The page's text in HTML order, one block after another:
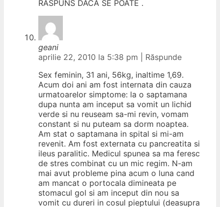
RASPUNS DACA SE POATE .
geani
aprilie 22, 2010 la 5:38 pm
Răspunde
Sex feminin, 31 ani, 56kg, inaltime 1,69.
Acum doi ani am fost internata din cauza
urmatoarelor simptome: la o saptamana
dupa nunta am inceput sa vomit un lichid
verde si nu reuseam sa-mi revin, vomam
constant si nu puteam sa dorm noaptea.
Am stat o saptamana in spital si mi-am
revenit. Am fost externata cu pancreatita si
ileus paralitic. Medicul spunea sa ma feresc
de stres combinat cu un mic regim. N-am
mai avut probleme pina acum o luna cand
am mancat o portocala dimineata pe
stomacul gol si am inceput din nou sa
vomit cu dureri in cosul pieptului (deasupra